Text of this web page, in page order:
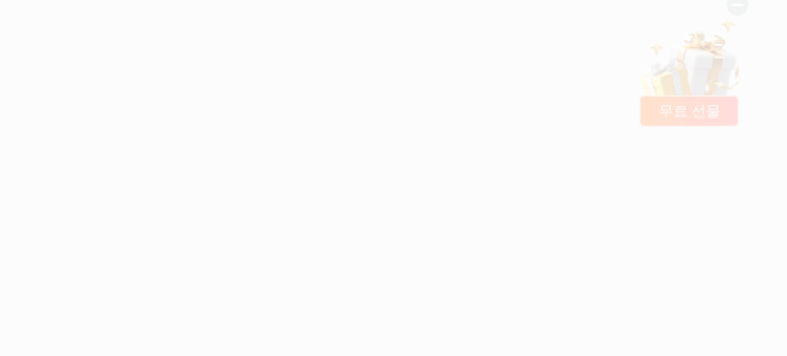
무료 선물